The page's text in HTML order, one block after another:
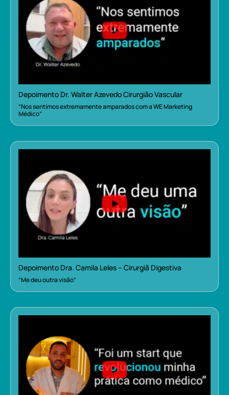
Depoimento Dr. Walter Azevedo Cirurgião Vascular
“Nos sentimos extremamente amparados com a WE Marketing
Médico”
Depoimento Dra. Camila Leles – Cirurgiã Digestiva
“Me deu outra visão”